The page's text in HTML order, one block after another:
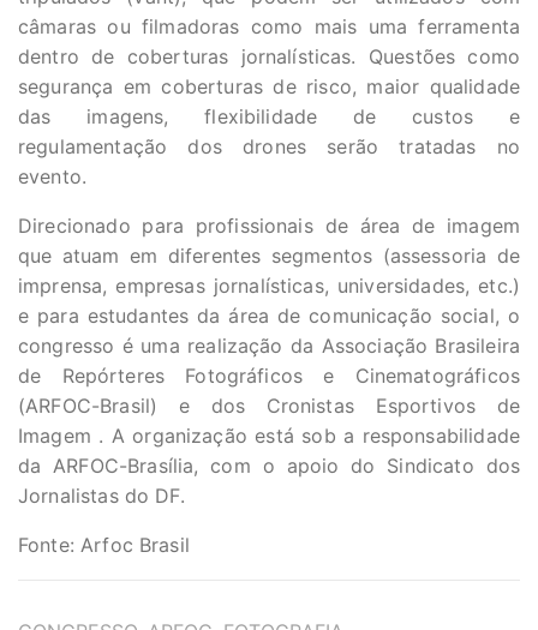
câmaras ou filmadoras como mais uma ferramenta
dentro de coberturas jornalísticas. Questões como
segurança em coberturas de risco, maior qualidade
das imagens, flexibilidade de custos e
regulamentação dos drones serão tratadas no
evento.
Direcionado para profissionais de área de imagem
que atuam em diferentes segmentos (assessoria de
imprensa, empresas jornalísticas, universidades, etc.)
e para estudantes da área de comunicação social, o
congresso é uma realização da Associação Brasileira
de Repórteres Fotográficos e Cinematográficos
(ARFOC-Brasil) e dos Cronistas Esportivos de
Imagem . A organização está sob a responsabilidade
da ARFOC-Brasília, com o apoio do Sindicato dos
Jornalistas do DF.
Fonte: Arfoc Brasil
TAGS